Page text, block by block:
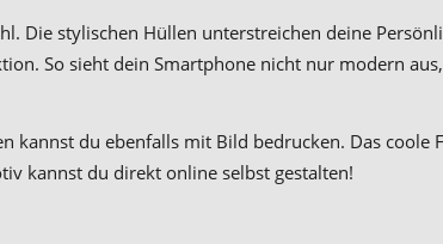
Die stylischen Hüllen unterstreichen deine
So sieht dein Smartphone nicht nur modern
du ebenfalls mit Bild bedrucken. Das coole
kannst du direkt online selbst gestalten!